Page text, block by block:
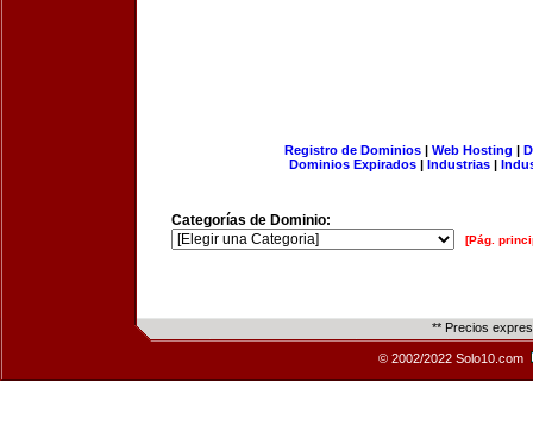
Registro de Dominios| Web Hosting |
Dominios Expirados | Industrias |
Categorías de Dominio:
[Pág.
** Precios
© 2002/2022 Solo10.com